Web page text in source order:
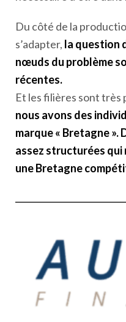
Du côté de la
s’adapter, la question
nœuds du problème
récentes.
Et les filières sont très
nous avons des
marque « Bretagne ».
assez structurées
une Bretagne